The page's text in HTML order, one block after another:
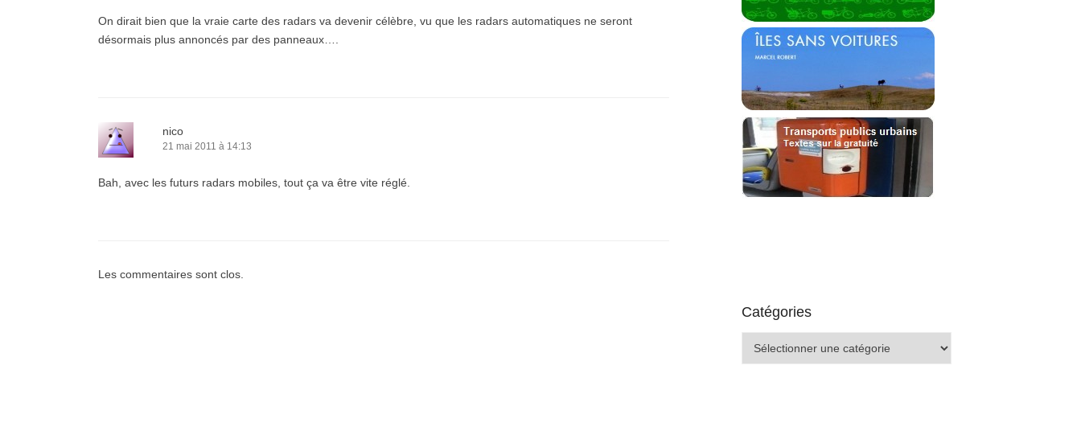
On dirait bien que la vraie carte des radars va devenir célèbre, vu que les radars automatiques ne seront
désormais plus annoncés par des panneaux….
nico
21 mai 2011 à 14:13
Bah, avec les futurs radars mobiles, tout ça va être vite réglé.
Les commentaires sont clos.
Catégories